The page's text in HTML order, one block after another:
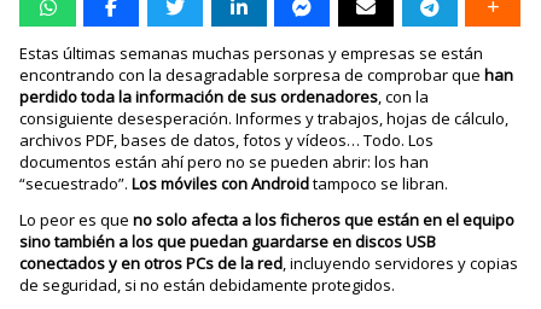
Estas últimas semanas muchas personas y empresas se están
encontrando con la desagradable sorpresa de comprobar quehan
perdido toda la información de sus ordenadores, con la
consiguiente desesperación. Informes y trabajos, hojas de cálculo,
archivos PDF, bases de datos, fotos y vídeos… Todo. Los
documentos están ahí pero no se pueden abrir: los han
“secuestrado”.Los móviles con Androidtampoco se libran.
Lo peor es queno solo afecta a los ficheros que están en el equipo
sino también a los que puedan guardarse en discos USB
conectados y en otros PCs de la red, incluyendo servidores y copias
de seguridad, si no están debidamente protegidos.